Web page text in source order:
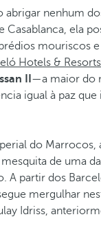
abrigar nenhum
ela
mouriscos
Hotels &
II —a maior do
igual à paz que
do Marrocos,
de uma
A partir dos
mergulhar
Idriss,